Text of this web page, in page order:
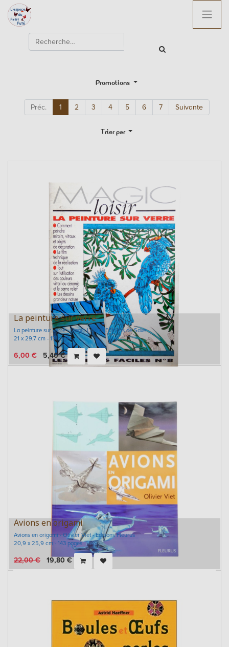
Promotions
Préc. 1 2 3 4 5 6 7 Suivante
Trier par
La peinture sur verre
La peinture sur verre - Magic Loisir - Editions de Saxe
21 x 29,7 cm - 15 pages
6,00€ 5,40€
Avions en origami
Avions en origami - Olivier Viet - Editions Fleurus
20,9 x 25,9 cm - 143 pages
22,00€ 19,80 €